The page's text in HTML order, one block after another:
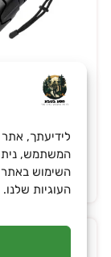
המשתמש, ניתוח
העוגיות שלנו.
פנס חירום טקטי
₪ 319.90